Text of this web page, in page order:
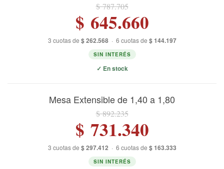
$ 787.705
$ 645.660
3 cuotas de $ 262.568 · 6 cuotas de $ 144.197
SIN INTERÉS
✓ En stock
Mesa Extensible de 1,40 a 1,80
$ 892.235
$ 731.340
3 cuotas de $ 297.412 · 6 cuotas de $ 163.333
SIN INTERÉS